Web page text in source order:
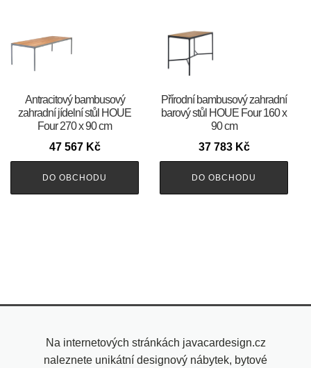
Antracitový bambusový
zahradní jídelní stůl HOUE
Four 270 x 90 cm
47 567 Kč
DO OBCHODU
Přírodní bambusový zahradní
barový stůl HOUE Four 160 x
90 cm
37 783 Kč
DO OBCHODU
Na internetových stránkách javacardesign.cz
naleznete unikátní designový nábytek, bytové